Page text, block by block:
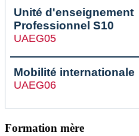
Unité d'enseignement
Professionnel S10
UAEG05
Mobilité internationale
UAEG06
Formation mère